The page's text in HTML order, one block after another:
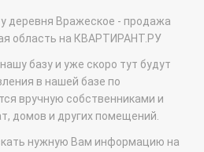
деревня Вражеское - продажа
область на КВАРТИРАНТ.РУ
базу и уже скоро тут будут
в нашей базе по
вручную собственниками и
домов и других помещений.
нужную Вам информацию на